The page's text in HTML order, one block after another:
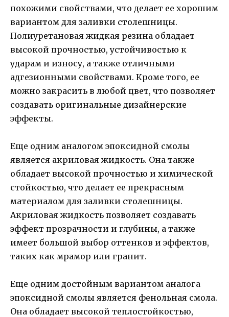
похожими свойствами, что делает ее хорошим
вариантом для заливки столешницы.
Полиуретановая жидкая резина обладает
высокой прочностью, устойчивостью к
ударам и износу, а также отличными
адгезионными свойствами. Кроме того, ее
можно закрасить в любой цвет, что позволяет
создавать оригинальные дизайнерские
эффекты.
Еще одним аналогом эпоксидной смолы
является акриловая жидкость. Она также
обладает высокой прочностью и химической
стойкостью, что делает ее прекрасным
материалом для заливки столешницы.
Акриловая жидкость позволяет создавать
эффект прозрачности и глубины, а также
имеет большой выбор оттенков и эффектов,
таких как мрамор или гранит.
Еще одним достойным вариантом аналога
эпоксидной смолы является фенольная смола.
Она обладает высокой теплостойкостью,